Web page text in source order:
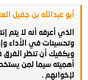
أبو عبدالله بن جفيل
الذي أعرفه أنه لا يتم
وتحسينات في الأداء
ويكفيك أن تنظر
أهميته سيما لمن
لإخوانهم .